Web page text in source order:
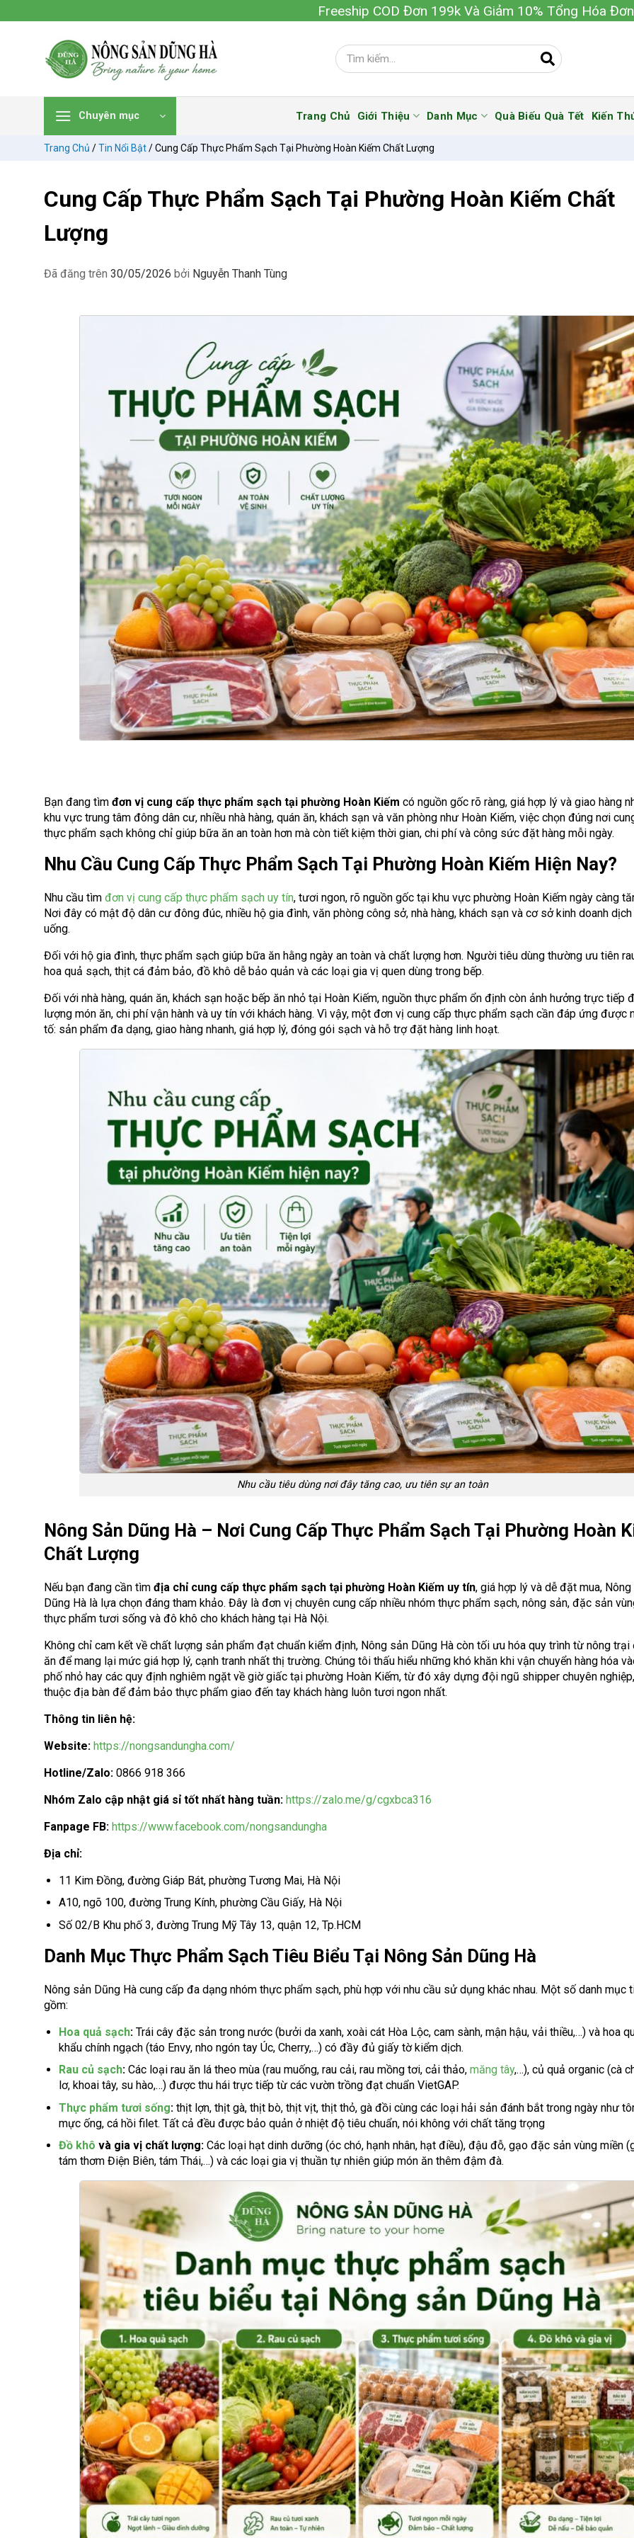
đến
Freeship COD Đơn 199k Và Giảm 10% Tổng Hóa Đơn
Chuyên mục Trang Chủ Giới Thiệu Danh Mục Quà Biếu Quà Tết Kiến
Trang Chủ /Tin Nổi Bật/Cung Cấp Thực Phẩm Sạch Tại Phường Hoàn Kiếm Chất Lượng
Cung Cấp Thực Phẩm Sạch Tại Phường Hoàn Kiếm Chất
Lượng
Đã đăng trên 30/05/2026 bởi Nguyễn Thanh Tùng
Bạn đang tìm đơn vị cung cấp thực phẩm sạch tại phường Hoàn Kiếm có nguồn gốc rõ ràng, giá hợp lý và giao hàng
khu vực trung tâm đông dân cư, nhiều nhà hàng, quán ăn, khách sạn và văn phòng như Hoàn Kiếm, việc chọn đúng nơi
thực phẩm sạch không chỉ giúp bữa ăn an toàn hơn mà còn tiết kiệm thời gian, chi phí và công sức đặt hàng mỗi ngày.
Nhu Cầu Cung Cấp Thực Phẩm Sạch Tại Phường Hoàn Kiếm Hiện Nay?
Nhu cầu tìm đơn vị cung cấp thực phẩm sạch uy tín, tươi ngon, rõ nguồn gốc tại khu vực phường Hoàn Kiếm ngày càng
Nơi đây có mật độ dân cư đông đúc, nhiều hộ gia đình, văn phòng công sở, nhà hàng, khách sạn và cơ sở kinh doanh
uống.
Đối với hộ gia đình, thực phẩm sạch giúp bữa ăn hằng ngày an toàn và chất lượng hơn. Người tiêu dùng thường ưu tiên
hoa quả sạch, thịt cá đảm bảo, đồ khô dễ bảo quản và các loại gia vị quen dùng trong bếp.
Đối với nhà hàng, quán ăn, khách sạn hoặc bếp ăn nhỏ tại Hoàn Kiếm, nguồn thực phẩm ổn định còn ảnh hưởng trực tiếp
lượng món ăn, chi phí vận hành và uy tín với khách hàng. Vì vậy, một đơn vị cung cấp thực phẩm sạch cần đáp ứng được
tố: sản phẩm đa dạng, giao hàng nhanh, giá hợp lý, đóng gói sạch và hỗ trợ đặt hàng linh hoạt.
Nhu cầu tiêu dùng nơi đây tăng cao, ưu tiên sự an toàn
Nông Sản Dũng Hà – Nơi Cung Cấp Thực Phẩm Sạch Tại Phường Hoàn
Chất Lượng
Nếu bạn đang cần tìm địa chỉ cung cấp thực phẩm sạch tại phường Hoàn Kiếm uy tín, giá hợp lý và dễ đặt mua,
Dũng Hà là lựa chọn đáng tham khảo. Đây là đơn vị chuyên cung cấp nhiều nhóm thực phẩm sạch, nông sản, đặc sản
thực phẩm tươi sống và đô khô cho khách hàng tại Hà Nội.
Không chỉ cam kết về chất lượng sản phẩm đạt chuẩn kiểm định, Nông sản Dũng Hà còn tối ưu hóa quy trình từ nông trại
ăn để mang lại mức giá hợp lý, cạnh tranh nhất thị trường. Chúng tôi thấu hiểu những khó khăn khi vận chuyển hàng hóa
phố nhỏ hay các quy định nghiêm ngặt về giờ giấc tại phường Hoàn Kiếm, từ đó xây dựng đội ngũ shipper chuyên
thuộc địa bàn để đảm bảo thực phẩm giao đến tay khách hàng luôn tươi ngon nhất.
Thông tin liên hệ:
Website: https://nongsandungha.com/
Hotline/Zalo: 0866 918 366
Nhóm Zalo cập nhật giá sỉ tốt nhất hàng tuần: https://zalo.me/g/cgxbca316
Fanpage FB: https://www.facebook.com/nongsandungha
Địa chỉ:
11 Kim Đồng, đường Giáp Bát, phường Tương Mai, Hà Nội
A10, ngõ 100, đường Trung Kính, phường Cầu Giấy, Hà Nội
Số 02/B Khu phố 3, đường Trung Mỹ Tây 13, quận 12, Tp.HCM
Danh Mục Thực Phẩm Sạch Tiêu Biểu Tại Nông Sản Dũng Hà
Nông sản Dũng Hà cung cấp đa dạng nhóm thực phẩm sạch, phù hợp với nhu cầu sử dụng khác nhau. Một số danh mục
gồm:
Hoa quả sạch:Trái cây đặc sản trong nước (bưởi da xanh, xoài cát Hòa Lộc, cam sành, mận hậu, vải thiều,…) và hoa
khẩu chính ngạch (táo Envy, nho ngón tay Úc, Cherry,…) có đầy đủ giấy tờ kiểm dịch.
Rau củ sạch:Các loại rau ăn lá theo mùa (rau muống, rau cải, rau mồng tơi, cải thảo, măng tây,…), củ quả organic (cà
lơ, khoai tây, su hào,…) được thu hái trực tiếp từ các vườn trồng đạt chuẩn VietGAP.
Thực phẩm tươi sống:thịt lợn, thịt gà, thịt bò, thịt vịt, thịt thỏ, gà đồi cùng các loại hải sản đánh bắt trong ngày như
mực ống, cá hồi filet. Tất cả đều được bảo quản ở nhiệt độ tiêu chuẩn, nói không với chất tăng trọng
Đồ khô và gia vị chất lượng:Các loại hạt dinh dưỡng (óc chó, hạnh nhân, hạt điều), đậu đỗ, gạo đặc sản vùng miền
tám thơm Điện Biên, tám Thái,…) và các loại gia vị thuần tự nhiên giúp món ăn thêm đậm đà.